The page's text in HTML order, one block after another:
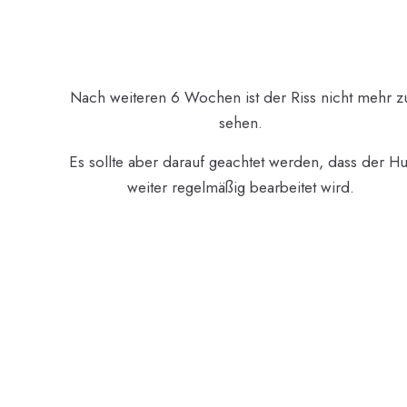
Nach weiteren 6 Wochen ist der Riss nicht mehr
sehen.
Es sollte aber darauf geachtet werden, dass der
weiter regelmäßig bearbeitet wird.